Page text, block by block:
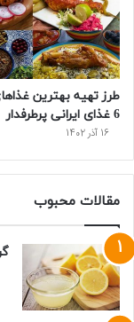
طرز تهیه بهترین
6 غذای ایرانی پرطرفدار
16 آذر 1402
مقالات محبوب